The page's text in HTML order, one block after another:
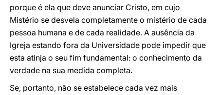
porque é ela que deve anunciar Cristo, em cujo
Mistério se desvela completamente o mistério de cada
pessoa humana e de cada realidade. A ausência da
Igreja estando fora da Universidade pode impedir que
esta atinja o seu fim fundamental: o conhecimento da
verdade na sua medida completa.
Se, portanto, não se estabelece cada vez mais